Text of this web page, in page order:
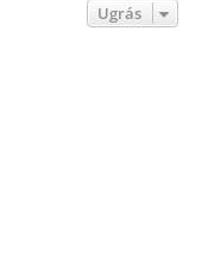
Ugrás